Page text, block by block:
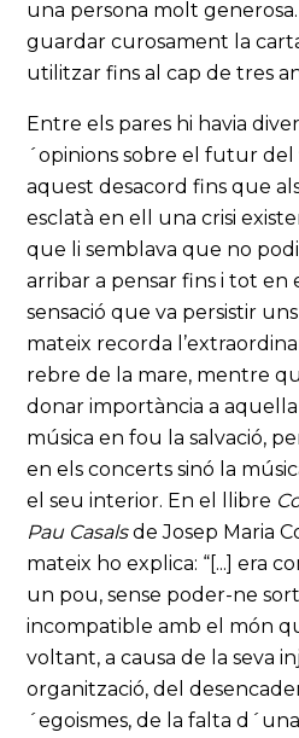
una persona molt generosa.
guardar curosament la
utilitzar fins al cap de tres
Entre els pares hi havia
´opinions sobre el futur
aquest desacord fins que
esclatà en ell una crisi
que li semblava que no
arribar a pensar fins i tot en
sensació que va persistir uns
mateix recorda
rebre de la mare, mentre
donar importància a
música en fou la salvació,
en els concerts sinó la
el seu interior. En el llibre
Pau Casalsde Josep Maria
mateix ho explica: “[...] era
un pou, sense poder-ne
incompatible amb el món
voltant, a causa de la seva
organització, del
´egoismes, de la falta